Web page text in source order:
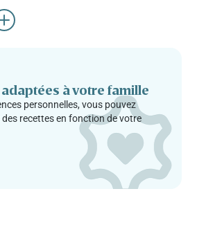
à votre famille
personnelles, vous pouvez
recettes en fonction de votre